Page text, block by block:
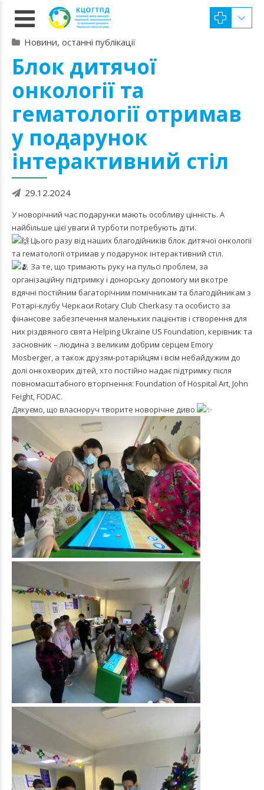
Новини, останні публікації
Блок дитячої
онкології та
гематології отримав
у подарунок
інтерактивний стіл
29.12.2024
У новорічний час подарунки мають особливу цінність. А
найбільше цієї уваги й турботи потребують діти.
Цього разу від наших благодійників блок дитячої онкології
та гематології отримав у подарунок інтерактивний стіл.
За те, що тримають руку на пульсі проблем, за
організаційну підтримку і донорську допомогу ми вкотре
вдячні постійним багаторічним помічникам та благодійникам з
Ротарі-клубу Черкаси Rotary Club Cherkasyта особисто за
фінансове забезпечення маленьких пацієнтів і створення для
них різдвяного свята Helping Ukraine US Foundation, керівник та
засновник – людина з великим добрим серцем Emory
Mosberger, а також друзям-ротарійцям і всім небайдужим до
долі онкохворих дітей, хто постійно надає підтримку після
повномасштабного вторгнення: Foundation of Hospital Art, John
Feight, FODAC.
Дякуємо, що власноруч творите новорічне диво